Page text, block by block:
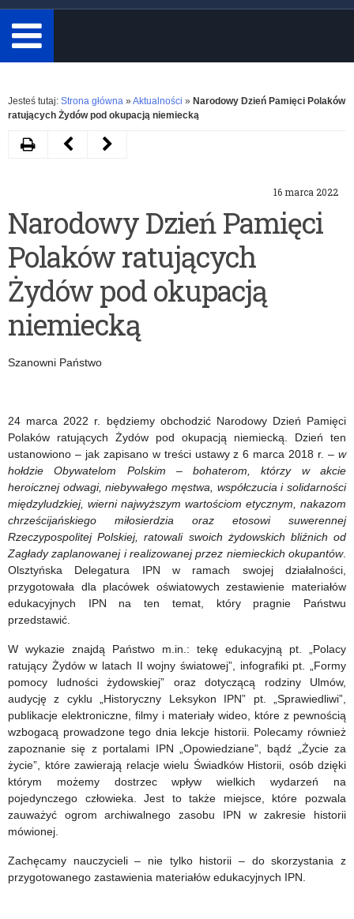
minimum
3
znaki.
Rozwiń
Jesteś tutaj: Strona główna » Aktualności » Narodowy Dzień Pamięci Polaków
ratujących Żydów pod okupacją niemiecką
16 marca 2022
Narodowy Dzień Pamięci
Polaków ratujących
Żydów pod okupacją
niemiecką
Szanowni Państwo
24 marca 2022 r. będziemy obchodzić Narodowy Dzień Pamięci
Polaków ratujących Żydów pod okupacją niemiecką. Dzień ten
ustanowiono – jak zapisano w treści ustawy z 6 marca 2018 r. – w
hołdzie Obywatelom Polskim –bohaterom, którzy w akcie
heroicznej odwagi, niebywałego męstwa, współczucia i solidarności
międzyludzkiej, wierni najwyższym wartościom etycznym, nakazom
chrześcijańskiego miłosierdzia oraz etosowi suwerennej
Rzeczypospolitej Polskiej, ratowali swoich żydowskich bliźnich od
Zagłady zaplanowanej i realizowanej przez niemieckich okupantów.
Olsztyńska Delegatura IPN w ramach swojej działalności,
przygotowała dla placówek oświatowych zestawienie materiałów
edukacyjnych IPN na ten temat, który pragnie Państwu
przedstawić.
W wykazie znajdą Państwo m.in.: tekę edukacyjną pt. „Polacy
ratujący Żydów w latach II wojny światowej”, infografiki pt. „Formy
pomocy ludności żydowskiej” oraz dotyczącą rodziny Ulmów,
audycję z cyklu „Historyczny Leksykon IPN” pt. „Sprawiedliwi”,
publikacje elektroniczne, filmy i materiały wideo, które z pewnością
wzbogacą prowadzone tego dnia lekcje historii. Polecamy również
zapoznanie się z portalami IPN „Opowiedziane”, bądź „Życie za
życie”, które zawierają relacje wielu Świadków Historii, osób dzięki
którym możemy dostrzec wpływ wielkich wydarzeń na
pojedynczego człowieka. Jest to także miejsce, które pozwala
zauważyć ogrom archiwalnego zasobu IPN w zakresie historii
mówionej.
Zachęcamy nauczycieli – nie tylko historii – do skorzystania z
przygotowanego zastawienia materiałów edukacyjnych IPN.
DrukujNastępny
edycja
projektu
grantowego
„WARMIŃSKO-
MAZURSKIE
Z
–
W
RAMACH
PROJEKTU
„Lekcja:Enter”
Poprzedni
program
„Aktywna
tablica”
2022
–
nabór